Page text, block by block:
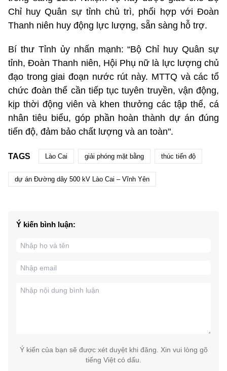
Chỉ huy Quân sự tỉnh chủ trì, phối hợp với Đoàn
Thanh niên huy động lực lượng, sẵn sàng hỗ trợ.
Bí thư Tỉnh ủy nhấn mạnh: “Bộ Chỉ huy Quân sự
tỉnh, Đoàn Thanh niên, Hội Phụ nữ là lực lượng chủ
đạo trong giai đoạn nước rút này. MTTQ và các tổ
chức đoàn thể cần tiếp tục tuyên truyền, vận động,
kịp thời động viên và khen thưởng các tập thể, cá
nhân tiêu biểu, góp phần hoàn thành dự án đúng
tiến độ, đảm bảo chất lượng và an toàn".
TAGS Lào Cai giải phóng mặt bằng thúc tiến độ
dự án Đường dây 500 kV Lào Cai – Vĩnh Yên
Ý kiến bình luận:
Ý kiến của bạn sẽ được xét duyệt khi đăng. Xin vui lòng gõ
tiếng Việt có dấu.